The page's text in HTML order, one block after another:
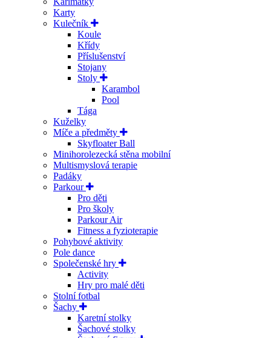
Karty
Kulečník
Koule
Křídy
Příslušenství
Stojany
Stoly
Karambol
Pool
Tága
Kuželky
Míče a předměty
Skyfloater Ball
Minihorolezecká stěna mobilní
Multismyslová terapie
Padáky
Parkour
Pro děti
Pro školy
Parkour Air
Fitness a fyzioterapie
Pohybové aktivity
Pole dance
Společenské hry
Activity
Hry pro malé děti
Stolní fotbal
Šachy
Karetní stolky
Šachové stolky